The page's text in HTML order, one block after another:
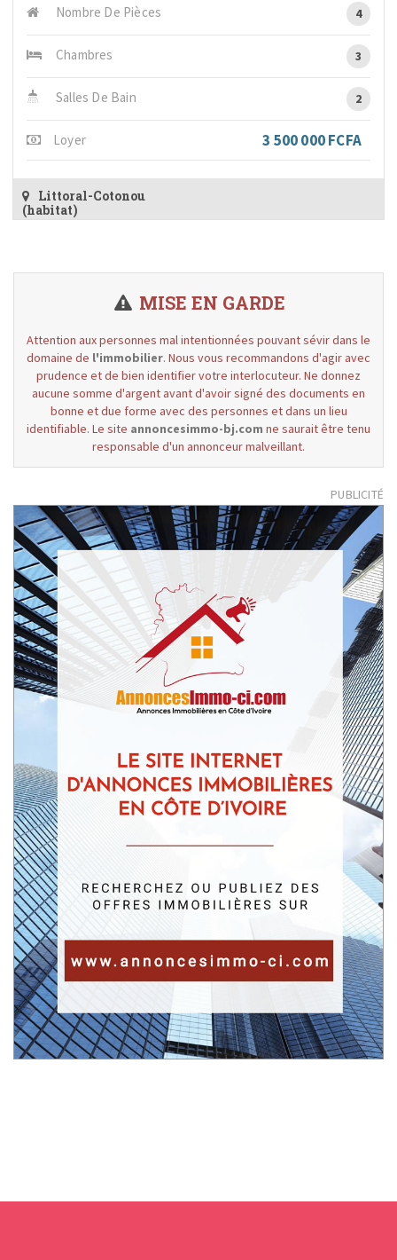
Nombre De Pièces 4
Chambres 3
Salles De Bain 2
Loyer 3 500 000 FCFA
Littoral-Cotonou
(habitat)
MISE EN GARDE
Attention aux personnes mal intentionnées pouvant sévir dans le
domaine de l'immobilier. Nous vous recommandons d'agir avec
prudence et de bien identifier votre interlocuteur. Ne donnez
aucune somme d'argent avant d'avoir signé des documents en
bonne et due forme avec des personnes et dans un lieu
identifiable. Le site annoncesimmo-bj.com ne saurait être tenu
responsable d'un annonceur malveillant.
PUBLICITÉ